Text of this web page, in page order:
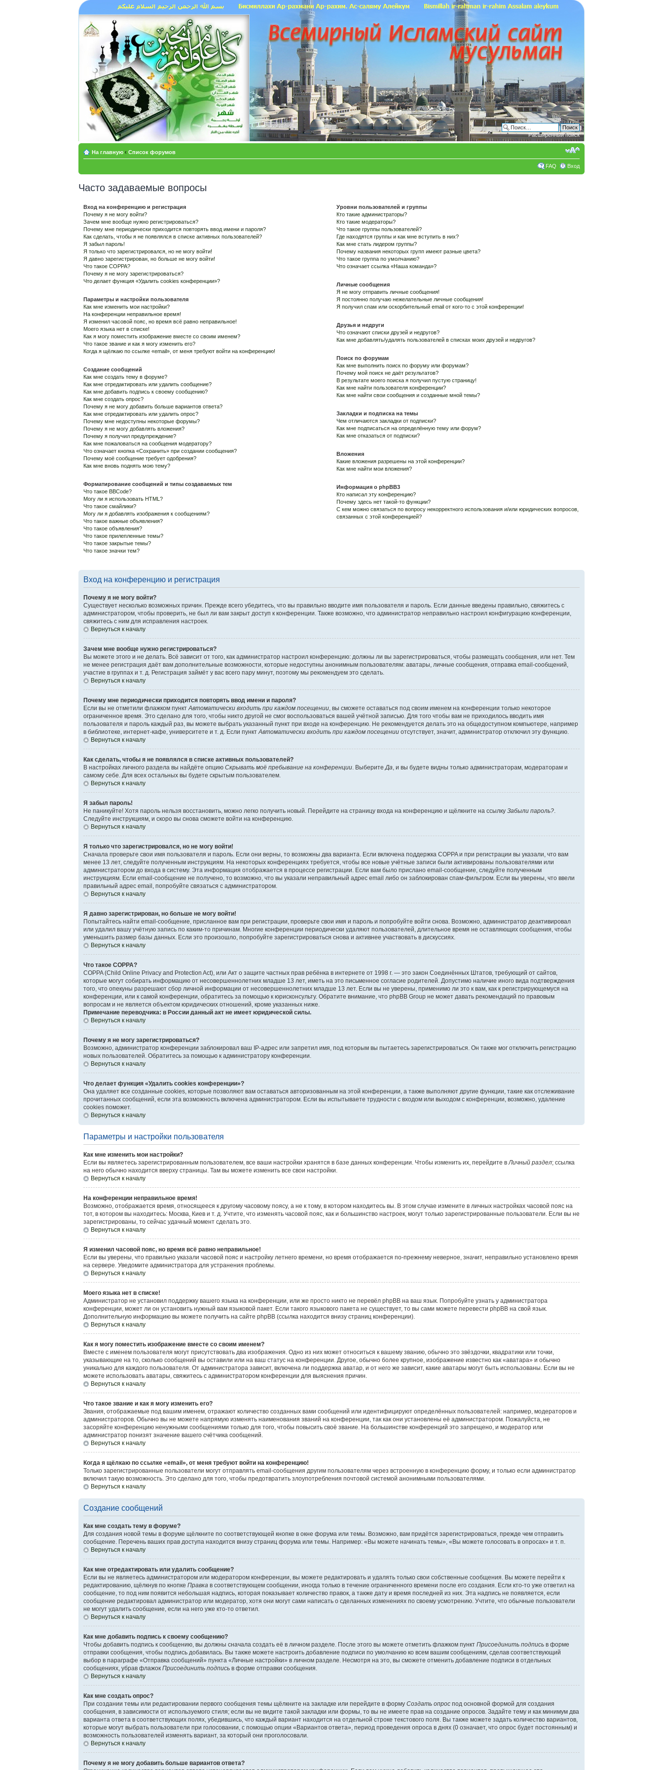
Расширенный поиск
На главную ‹ Список форумов
FAQ Вход
Часто задаваемые вопросы
Вход на конференцию и регистрация
Почему я не могу войти?
Зачем мне вообще нужно регистрироваться?
Почему мне периодически приходится повторять ввод имени и пароля?
Как сделать, чтобы я не появлялся в списке активных пользователей?
Я забыл пароль!
Я только что зарегистрировался, но не могу войти!
Я давно зарегистрирован, но больше не могу войти!
Что такое COPPA?
Почему я не могу зарегистрироваться?
Что делает функция «Удалить cookies конференции»?
Параметры и настройки пользователя
Как мне изменить мои настройки?
На конференции неправильное время!
Я изменил часовой пояс, но время всё равно неправильное!
Моего языка нет в списке!
Как я могу поместить изображение вместе со своим именем?
Что такое звание и как я могу изменить его?
Когда я щёлкаю по ссылке «email», от меня требуют войти на конференцию!
Создание сообщений
Как мне создать тему в форуме?
Как мне отредактировать или удалить сообщение?
Как мне добавить подпись к своему сообщению?
Как мне создать опрос?
Почему я не могу добавить больше вариантов ответа?
Как мне отредактировать или удалить опрос?
Почему мне недоступны некоторые форумы?
Почему я не могу добавлять вложения?
Почему я получил предупреждение?
Как мне пожаловаться на сообщения модератору?
Что означает кнопка «Сохранить» при создании сообщения?
Почему моё сообщение требует одобрения?
Как мне вновь поднять мою тему?
Форматирование сообщений и типы создаваемых тем
Что такое BBCode?
Могу ли я использовать HTML?
Что такое смайлики?
Могу ли я добавлять изображения к сообщениям?
Что такое важные объявления?
Что такое объявления?
Что такое прилепленные темы?
Что такое закрытые темы?
Что такое значки тем?
Уровни пользователей и группы
Кто такие администраторы?
Кто такие модераторы?
Что такое группы пользователей?
Где находятся группы и как мне вступить в них?
Как мне стать лидером группы?
Почему названия некоторых групп имеют разные цвета?
Что такое группа по умолчанию?
Что означает ссылка «Наша команда»?
Личные сообщения
Я не могу отправить личные сообщения!
Я постоянно получаю нежелательные личные сообщения!
Я получил спам или оскорбительный email от кого-то с этой конференции!
Друзья и недруги
Что означают списки друзей и недругов?
Как мне добавлять/удалять пользователей в списках моих друзей и недругов?
Поиск по форумам
Как мне выполнить поиск по форуму или форумам?
Почему мой поиск не даёт результатов?
В результате моего поиска я получил пустую страницу!
Как мне найти пользователя конференции?
Как мне найти свои сообщения и созданные мной темы?
Закладки и подписка на темы
Чем отличаются закладки от подписки?
Как мне подписаться на определённую тему или форум?
Как мне отказаться от подписки?
Вложения
Какие вложения разрешены на этой конференции?
Как мне найти мои вложения?
Информация о phpBB3
Кто написал эту конференцию?
Почему здесь нет такой-то функции?
С кем можно связаться по вопросу некорректного использования и/или юридических вопросов,
связанных с этой конференцией?
Вход на конференцию и регистрация
Почему я не могу войти?
Существует несколько возможных причин. Прежде всего убедитесь, что вы правильно вводите имя пользователя и пароль. Если данные введены правильно, свяжитесь с
администратором, чтобы проверить, не был ли вам закрыт доступ к конференции. Также возможно, что администратор неправильно настроил конфигурацию конференции,
свяжитесь с ним для исправления настроек.
Вернуться к началу
Зачем мне вообще нужно регистрироваться?
Вы можете этого и не делать. Всё зависит от того, как администратор настроил конференцию: должны ли вы зарегистрироваться, чтобы размещать сообщения, или нет. Тем
не менее регистрация даёт вам дополнительные возможности, которые недоступны анонимным пользователям: аватары, личные сообщения, отправка email-сообщений,
участие в группах и т. д. Регистрация займёт у вас всего пару минут, поэтому мы рекомендуем это сделать.
Вернуться к началу
Почему мне периодически приходится повторять ввод имени и пароля?
Если вы не отметили флажком пунктАвтоматически входить при каждом посещении, вы сможете оставаться под своим именем на конференции только некоторое
ограниченное время. Это сделано для того, чтобы никто другой не смог воспользоваться вашей учётной записью. Для того чтобы вам не приходилось вводить имя
пользователя и пароль каждый раз, вы можете выбрать указанный пункт при входе на конференцию. Не рекомендуется делать это на общедоступном компьютере, например
в библиотеке, интернет-кафе, университете и т. д. Если пунктАвтоматически входить при каждом посещении отсутствует, значит, администратор отключил эту функцию.
Вернуться к началу
Как сделать, чтобы я не появлялся в списке активных пользователей?
В настройках личного раздела вы найдёте опцию Скрывать моё пребывание на конференции. ВыберитеДа, и вы будете видны только администраторам, модераторам и
самому себе. Для всех остальных вы будете скрытым пользователем.
Вернуться к началу
Я забыл пароль!
Не паникуйте! Хотя пароль нельзя восстановить, можно легко получить новый. Перейдите на страницу входа на конференцию и щёлкните на ссылку Забыли пароль?.
Следуйте инструкциям, и скоро вы снова сможете войти на конференцию.
Вернуться к началу
Я только что зарегистрировался, но не могу войти!
Сначала проверьте свои имя пользователя и пароль. Если они верны, то возможны два варианта. Если включена поддержка COPPA и при регистрации вы указали, что вам
менее 13 лет, следуйте полученным инструкциям. На некоторых конференциях требуется, чтобы все новые учётные записи были активированы пользователями или
администратором до входа в систему. Эта информация отображается в процессе регистрации. Если вам было прислано email-сообщение, следуйте полученным
инструкциям. Если email-сообщение не получено, то возможно, что вы указали неправильный адрес email либо он заблокирован спам-фильтром. Если вы уверены, что ввели
правильный адрес email, попробуйте связаться с администратором.
Вернуться к началу
Я давно зарегистрирован, но больше не могу войти!
Попытайтесь найти email-сообщение, присланное вам при регистрации, проверьте свои имя и пароль и попробуйте войти снова. Возможно, администратор деактивировал
или удалил вашу учётную запись по каким-то причинам. Многие конференции периодически удаляют пользователей, длительное время не оставляющих сообщения, чтобы
уменьшить размер базы данных. Если это произошло, попробуйте зарегистрироваться снова и активнее участвовать в дискуссиях.
Вернуться к началу
Что такое COPPA?
COPPA (Child Online Privacy and Protection Act), или Акт о защите частных прав ребёнка в интернете от 1998 г. — это закон Соединённых Штатов, требующий от сайтов,
которые могут собирать информацию от несовершеннолетних младше 13 лет, иметь на это письменное согласие родителей. Допустимо наличие иного вида подтверждения
того, что опекуны разрешают сбор личной информации от несовершеннолетних младше 13 лет. Если вы не уверены, применимо ли это к вам, как к регистрирующемуся на
конференции, или к самой конференции, обратитесь за помощью к юрисконсульту. Обратите внимание, что phpBB Group не может давать рекомендаций по правовым
вопросам и не является объектом юридических отношений, кроме указанных ниже.
Примечание переводчика: в России данный акт не имеет юридической силы.
Вернуться к началу
Почему я не могу зарегистрироваться?
Возможно, администратор конференции заблокировал ваш IP-адрес или запретил имя, под которым вы пытаетесь зарегистрироваться. Он также мог отключить регистрацию
новых пользователей. Обратитесь за помощью к администратору конференции.
Вернуться к началу
Что делает функция «Удалить cookies конференции»?
Она удаляет все созданные cookies, которые позволяют вам оставаться авторизованным на этой конференции, а также выполняют другие функции, такие как отслеживание
прочитанных сообщений, если эта возможность включена администратором. Если вы испытываете трудности с входом или выходом с конференции, возможно, удаление
cookies поможет.
Вернуться к началу
Параметры и настройки пользователя
Как мне изменить мои настройки?
Если вы являетесь зарегистрированным пользователем, все ваши настройки хранятся в базе данных конференции. Чтобы изменить их, перейдите вЛичный раздел; ссылка
на него обычно находится вверху страницы. Там вы можете изменить все свои настройки.
Вернуться к началу
На конференции неправильное время!
Возможно, отображается время, относящееся к другому часовому поясу, а не к тому, в котором находитесь вы. В этом случае измените в личных настройках часовой пояс на
тот, в котором вы находитесь: Москва, Киев и т. д. Учтите, что изменять часовой пояс, как и большинство настроек, могут только зарегистрированные пользователи. Если вы не
зарегистрированы, то сейчас удачный момент сделать это.
Вернуться к началу
Я изменил часовой пояс, но время всё равно неправильное!
Если вы уверены, что правильно указали часовой пояс и настройку летнего времени, но время отображается по-прежнему неверное, значит, неправильно установлено время
на сервере. Уведомите администратора для устранения проблемы.
Вернуться к началу
Моего языка нет в списке!
Администратор не установил поддержку вашего языка на конференции, или же просто никто не перевёл phpBB на ваш язык. Попробуйте узнать у администратора
конференции, может ли он установить нужный вам языковой пакет. Если такого языкового пакета не существует, то вы сами можете перевести phpBB на свой язык.
Дополнительную информацию вы можете получить на сайте phpBB (ссылка находится внизу страниц конференции).
Вернуться к началу
Как я могу поместить изображение вместе со своим именем?
Вместе с именем пользователя могут присутствовать два изображения. Одно из них может относиться к вашему званию, обычно это звёздочки, квадратики или точки,
указывающие на то, сколько сообщений вы оставили или на ваш статус на конференции. Другое, обычно более крупное, изображение известно как «аватара» и обычно
уникально для каждого пользователя. От администратора зависит, включена ли поддержка аватар, и от него же зависит, какие аватары могут быть использованы. Если вы не
можете использовать аватары, свяжитесь с администратором конференции для выяснения причин.
Вернуться к началу
Что такое звание и как я могу изменить его?
Звания, отображаемые под вашим именем, отражают количество созданных вами сообщений или идентифицируют определённых пользователей: например, модераторов и
администраторов. Обычно вы не можете напрямую изменять наименования званий на конференции, так как они установлены её администратором. Пожалуйста, не
засоряйте конференцию ненужными сообщениями только для того, чтобы повысить своё звание. На большинстве конференций это запрещено, и модератор или
администратор понизят значение вашего счётчика сообщений.
Вернуться к началу
Когда я щёлкаю по ссылке «email», от меня требуют войти на конференцию!
Только зарегистрированные пользователи могут отправлять email-сообщения другим пользователям через встроенную в конференцию форму, и только если администратор
включил такую возможность. Это сделано для того, чтобы предотвратить злоупотребления почтовой системой анонимными пользователями.
Вернуться к началу
Создание сообщений
Как мне создать тему в форуме?
Для создания новой темы в форуме щёлкните по соответствующей кнопке в окне форума или темы. Возможно, вам придётся зарегистрироваться, прежде чем отправить
сообщение. Перечень ваших прав доступа находится внизу страниц форума или темы. Например: «Вы можете начинать темы», «Вы можете голосовать в опросах» и т. п.
Вернуться к началу
Как мне отредактировать или удалить сообщение?
Если вы не являетесь администратором или модератором конференции, вы можете редактировать и удалять только свои собственные сообщения. Вы можете перейти к
редактированию, щёлкнув по кнопке Правка в соответствующем сообщении, иногда только в течение ограниченного времени после его создания. Если кто-то уже ответил на
сообщение, то под ним появится небольшая надпись, которая показывает количество правок, а также дату и время последней из них. Эта надпись не появляется, если
сообщение редактировал администратор или модератор, хотя они могут сами написать о сделанных изменениях по своему усмотрению. Учтите, что обычные пользователи
не могут удалить сообщение, если на него уже кто-то ответил.
Вернуться к началу
Как мне добавить подпись к своему сообщению?
Чтобы добавить подпись к сообщению, вы должны сначала создать её в личном разделе. После этого вы можете отметить флажком пункт Присоединить подпись в форме
отправки сообщения, чтобы подпись добавилась. Вы также можете настроить добавление подписи по умолчанию ко всем вашим сообщениям, сделав соответствующий
выбор в параграфе «Отправка сообщений» пункта «Личные настройки» в личном разделе. Несмотря на это, вы сможете отменить добавление подписи в отдельных
сообщениях, убрав флажок Присоединить подпись в форме отправки сообщения.
Вернуться к началу
Как мне создать опрос?
При создании темы или редактировании первого сообщения темы щёлкните на закладке или перейдите в форму Создать опрос под основной формой для создания
сообщения, в зависимости от используемого стиля; если вы не видите такой закладки или формы, то вы не имеете прав на создание опросов. Задайте тему и как минимум два
варианта ответа в соответствующих полях, убедившись, что каждый вариант находится на отдельной строке текстового поля. Вы также можете задать количество вариантов,
которые могут выбрать пользователи при голосовании, с помощью опции «Вариантов ответа», период проведения опроса в днях (0 означает, что опрос будет постоянным) и
возможность пользователей изменять вариант, за который они проголосовали.
Вернуться к началу
Почему я не могу добавить больше вариантов ответа?